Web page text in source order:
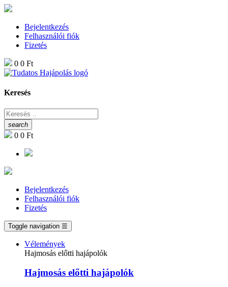
Bejelentkezés
Felhasználói fiók
Fizetés
0 0 Ft
Keresés
search
0 0 Ft
Bejelentkezés
Felhasználói fiók
Fizetés
Toggle navigation ☰
Vélemények
Hajmosás előtti hajápolók
Hajmosás előtti hajápolók